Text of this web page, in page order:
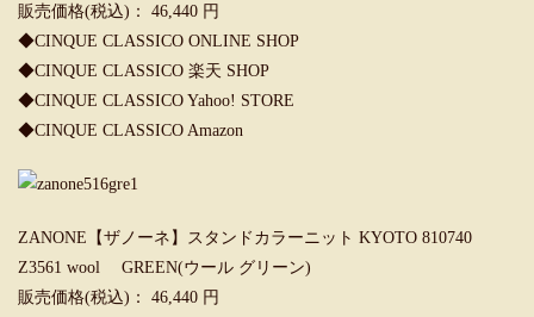
販売価格(税込)： 46,440 円
◆CINQUE CLASSICO ONLINE SHOP
◆CINQUE CLASSICO 楽天 SHOP
◆CINQUE CLASSICO Yahoo! STORE
◆CINQUE CLASSICO Amazon
ZANONE【ザノーネ】スタンドカラーニット KYOTO 810740
Z3561 wool GREEN(ウール グリーン)
販売価格(税込)： 46,440 円